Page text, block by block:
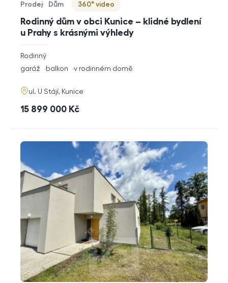
Rodinný dům v obci Kunice – klidné bydlení
u Prahy s krásnými výhledy
Typ nabídky
Prodej
Typ nemovitosti
Dům
Virtuální prohlídka
360° video
rozměry
dispozice
Rodinný
funkce
garáž balkon v rodinném domě
adresa
ul. U Stájí, Kunice
cena
15 899 000 Kč